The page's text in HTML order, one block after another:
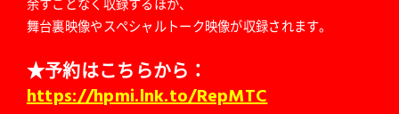
余すことなく収録するほか、
舞台裏映像やスペシャルトーク映像が収録されます。
★予約はこちらから：
https://hpmi.lnk.to/RepMTC